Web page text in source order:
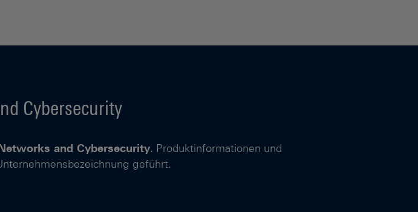
Cybersecurity
and Cybersecurity. Produktinformationen und
geführt.